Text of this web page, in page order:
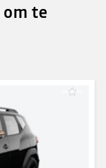
om te